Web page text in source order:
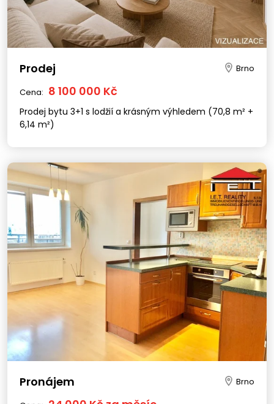
Prodej Brno
Cena: 8 100 000 Kč
Prodej bytu 3+1 s lodžií a krásným výhledem (70,8 m² +
6,14 m²)
Pronájem Brno